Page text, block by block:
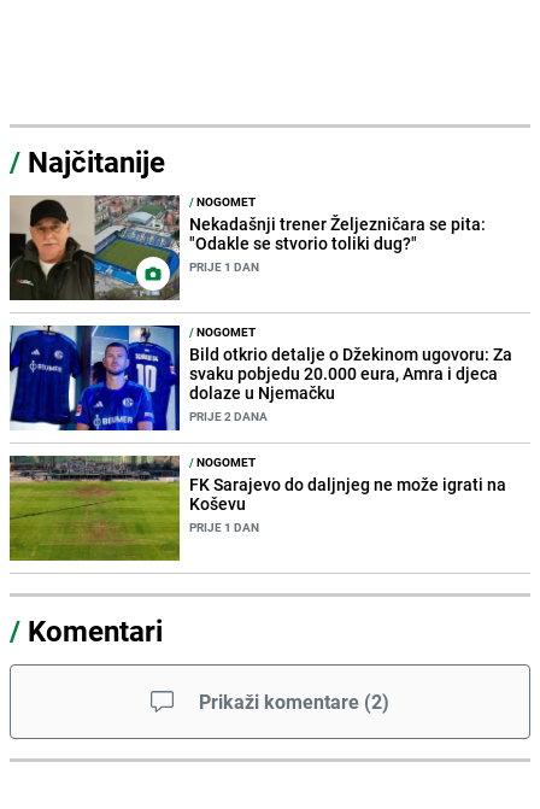
/ Najčitanije
/NOGOMET
Nekadašnji trener Željezničara se pita:
"Odakle se stvorio toliki dug?"
PRIJE 1 DAN
/NOGOMET
Bild otkrio detalje o Džekinom ugovoru: Za
svaku pobjedu 20.000 eura, Amra i djeca
dolaze u Njemačku
PRIJE 2 DANA
/NOGOMET
FK Sarajevo do daljnjeg ne može igrati na
Koševu
PRIJE 1 DAN
/ Komentari
Prikaži komentare (2)